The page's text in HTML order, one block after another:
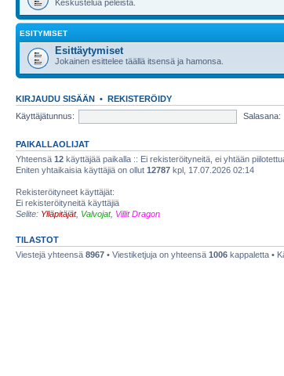
Keskustelua peleistä.
ESITYMISET
Esittäytymiset
Jokainen esittelee täällä itsensä ja hamonsa.
KIRJAUDU SISÄÄN • REKISTERÖIDY
Käyttäjätunnus:
Salasana:
PAIKALLAOLIJAT
Yhteensä 12 käyttäjää paikalla :: Ei rekisteröityneitä, ei yhtään
Eniten yhtaikaisia käyttäjiä on ollut 12787 kpl, 17.07.2026 02:14
Rekisteröityneet käyttäjät:
Ei rekisteröityneitä käyttäjiä
Selite: Ylläpitäjät, Valvojat, Villit Dragon
TILASTOT
Viestejä yhteensä 8967 • Viestiketjuja on yhteensä 1006 kappaletta •